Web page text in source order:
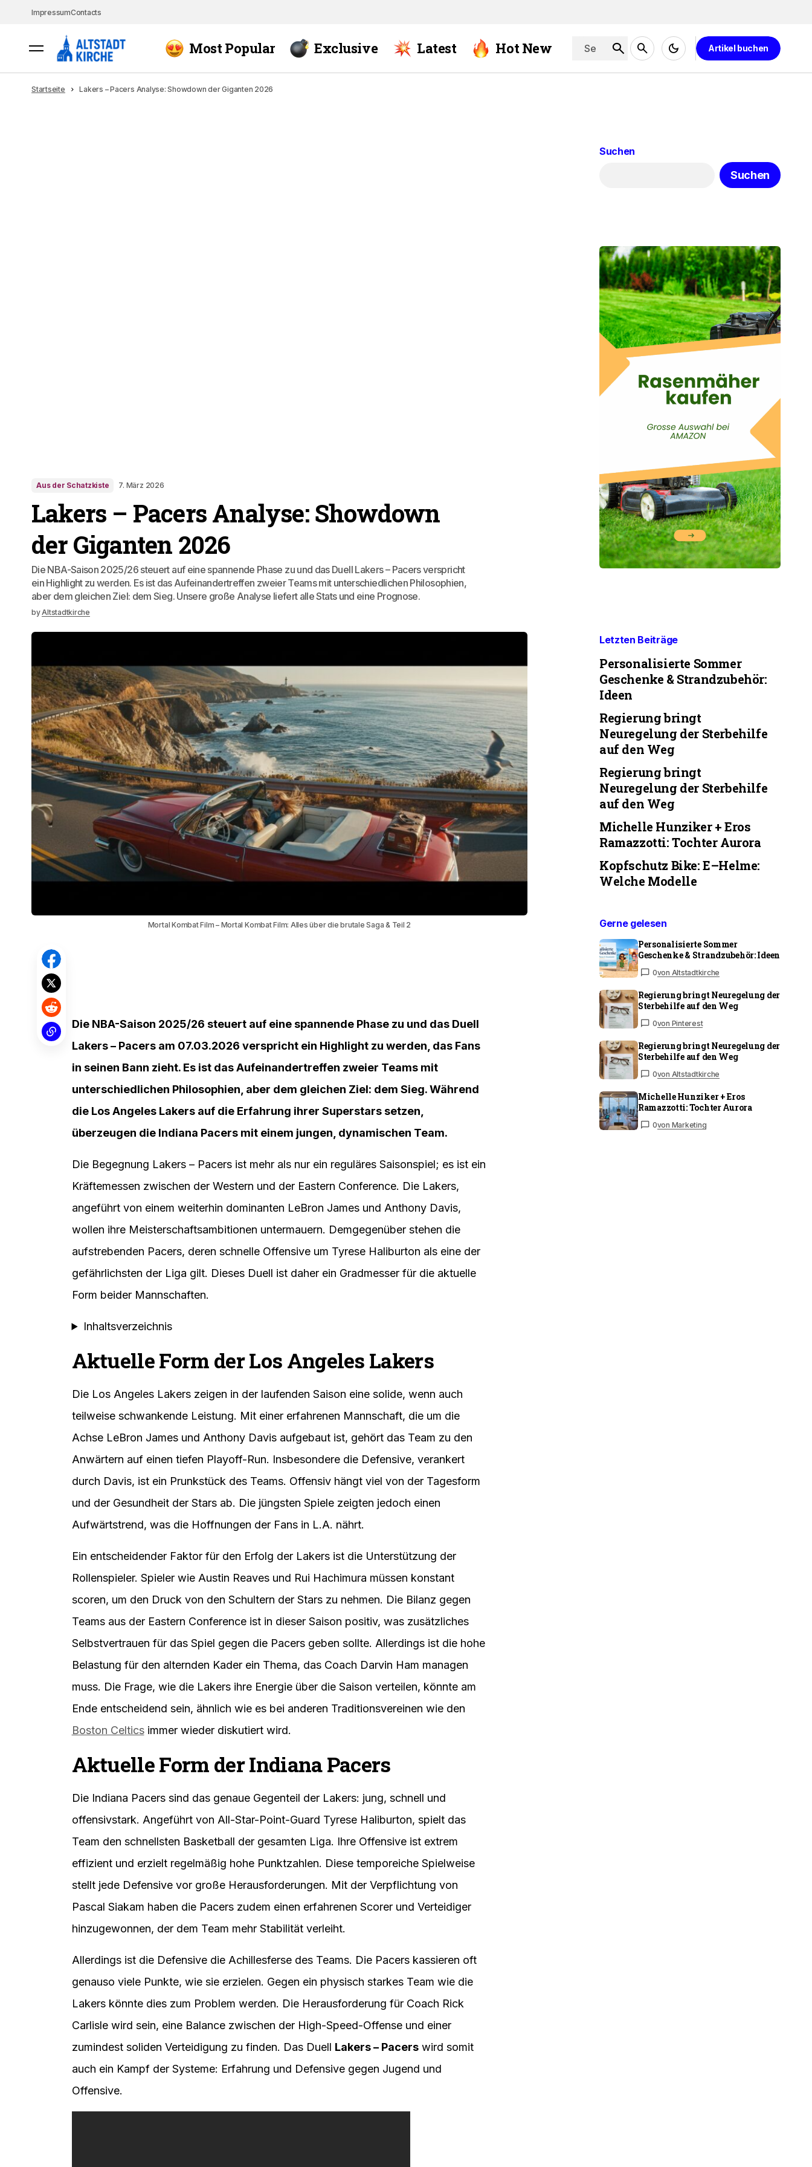
ImpressumContacts
Most Popular Exclusive Latest Hot New Artikel buchen
Startseite Lakers – Pacers Analyse: Showdown der Giganten 2026
Aus der Schatzkiste 7. März 2026
Lakers – Pacers Analyse: Showdown
der Giganten 2026
Die NBA-Saison 2025/26 steuert auf eine spannende Phase zu und das Duell Lakers – Pacers verspricht
ein Highlight zu werden. Es ist das Aufeinandertreffen zweier Teams mit unterschiedlichen Philosophien,
aber dem gleichen Ziel: dem Sieg. Unsere große Analyse liefert alle Stats und eine Prognose.
byAltstadtkirche
Mortal Kombat Film – Mortal Kombat Film: Alles über die brutale Saga & Teil 2
Die NBA-Saison 2025/26 steuert auf eine spannende Phase zu und das Duell
Lakers – Pacers am 07.03.2026 verspricht ein Highlight zu werden, das Fans
in seinen Bann zieht. Es ist das Aufeinandertreffen zweier Teams mit
unterschiedlichen Philosophien, aber dem gleichen Ziel: dem Sieg. Während
die Los Angeles Lakers auf die Erfahrung ihrer Superstars setzen,
überzeugen die Indiana Pacers mit einem jungen, dynamischen Team.
Die Begegnung Lakers – Pacers ist mehr als nur ein reguläres Saisonspiel; es ist ein
Kräftemessen zwischen der Western und der Eastern Conference. Die Lakers,
angeführt von einem weiterhin dominanten LeBron James und Anthony Davis,
wollen ihre Meisterschaftsambitionen untermauern. Demgegenüber stehen die
aufstrebenden Pacers, deren schnelle Offensive um Tyrese Haliburton als eine der
gefährlichsten der Liga gilt. Dieses Duell ist daher ein Gradmesser für die aktuelle
Form beider Mannschaften.
Inhaltsverzeichnis
Aktuelle Form der Los Angeles Lakers
Die Los Angeles Lakers zeigen in der laufenden Saison eine solide, wenn auch
teilweise schwankende Leistung. Mit einer erfahrenen Mannschaft, die um die
Achse LeBron James und Anthony Davis aufgebaut ist, gehört das Team zu den
Anwärtern auf einen tiefen Playoff-Run. Insbesondere die Defensive, verankert
durch Davis, ist ein Prunkstück des Teams. Offensiv hängt viel von der Tagesform
und der Gesundheit der Stars ab. Die jüngsten Spiele zeigten jedoch einen
Aufwärtstrend, was die Hoffnungen der Fans in L.A. nährt.
Ein entscheidender Faktor für den Erfolg der Lakers ist die Unterstützung der
Rollenspieler. Spieler wie Austin Reaves und Rui Hachimura müssen konstant
scoren, um den Druck von den Schultern der Stars zu nehmen. Die Bilanz gegen
Teams aus der Eastern Conference ist in dieser Saison positiv, was zusätzliches
Selbstvertrauen für das Spiel gegen die Pacers geben sollte. Allerdings ist die hohe
Belastung für den alternden Kader ein Thema, das Coach Darvin Ham managen
muss. Die Frage, wie die Lakers ihre Energie über die Saison verteilen, könnte am
Ende entscheidend sein, ähnlich wie es bei anderen Traditionsvereinen wie den
Boston Celticsimmer wieder diskutiert wird.
Aktuelle Form der Indiana Pacers
Die Indiana Pacers sind das genaue Gegenteil der Lakers: jung, schnell und
offensivstark. Angeführt von All-Star-Point-Guard Tyrese Haliburton, spielt das
Team den schnellsten Basketball der gesamten Liga. Ihre Offensive ist extrem
effizient und erzielt regelmäßig hohe Punktzahlen. Diese temporeiche Spielweise
stellt jede Defensive vor große Herausforderungen. Mit der Verpflichtung von
Pascal Siakam haben die Pacers zudem einen erfahrenen Scorer und Verteidiger
hinzugewonnen, der dem Team mehr Stabilität verleiht.
Allerdings ist die Defensive die Achillesferse des Teams. Die Pacers kassieren oft
genauso viele Punkte, wie sie erzielen. Gegen ein physisch starkes Team wie die
Lakers könnte dies zum Problem werden. Die Herausforderung für Coach Rick
Carlisle wird sein, eine Balance zwischen der High-Speed-Offense und einer
zumindest soliden Verteidigung zu finden. Das Duell Lakers – Pacerswird somit
auch ein Kampf der Systeme: Erfahrung und Defensive gegen Jugend und
Offensive.
Suchen
Suchen
Letzten Beiträge
Personalisierte Sommer
Geschenke & Strandzubehör:
Ideen
Regierung bringt
Neuregelung der Sterbehilfe
auf den Weg
Regierung bringt
Neuregelung der Sterbehilfe
auf den Weg
Michelle Hunziker + Eros
Ramazzotti: Tochter Aurora
Kopfschutz Bike: E–Helme:
Welche Modelle
Gerne gelesen
Personalisierte Sommer
Geschenke & Strandzubehör: Ideen
0von Altstadtkirche
Regierung bringt Neuregelung der
Sterbehilfe auf den Weg
0von Pinterest
Regierung bringt Neuregelung der
Sterbehilfe auf den Weg
0von Altstadtkirche
Michelle Hunziker + Eros
Ramazzotti: Tochter Aurora
0von Marketing